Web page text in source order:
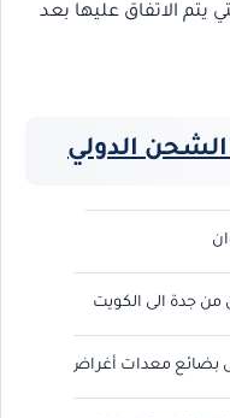
يتم الاتفاق عليها بعد
الدولي
جدة الى الكويت
معدات أغراض طرود